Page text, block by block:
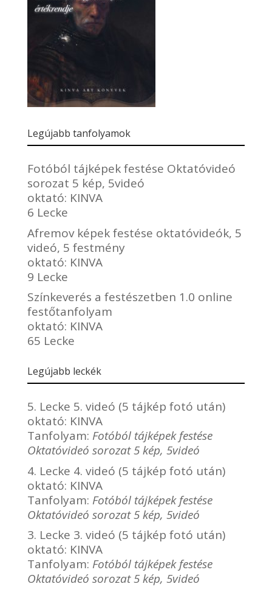
Legújabb tanfolyamok
Fotóból tájképek festése Oktatóvideó
sorozat 5 kép, 5videó
oktató: KINVA
6 Lecke
Afremov képek festése oktatóvideók, 5
videó, 5 festmény
oktató: KINVA
9 Lecke
Színkeverés a festészetben 1.0 online
festőtanfolyam
oktató: KINVA
65 Lecke
Legújabb leckék
5. Lecke 5. videó (5 tájkép fotó után)
oktató: KINVA
Tanfolyam: Fotóból tájképek festése
Oktatóvideó sorozat 5 kép, 5videó
4. Lecke 4. videó (5 tájkép fotó után)
oktató: KINVA
Tanfolyam: Fotóból tájképek festése
Oktatóvideó sorozat 5 kép, 5videó
3. Lecke 3. videó (5 tájkép fotó után)
oktató: KINVA
Tanfolyam: Fotóból tájképek festése
Oktatóvideó sorozat 5 kép, 5videó